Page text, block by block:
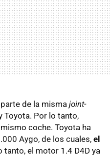
de la misma joint-
Toyota. Por lo tanto,
coche. Toyota ha
Aygo, de los cuales,el
tanto, el motor 1.4 D4D ya